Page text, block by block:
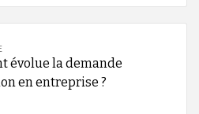
évolue la demande
en entreprise ?